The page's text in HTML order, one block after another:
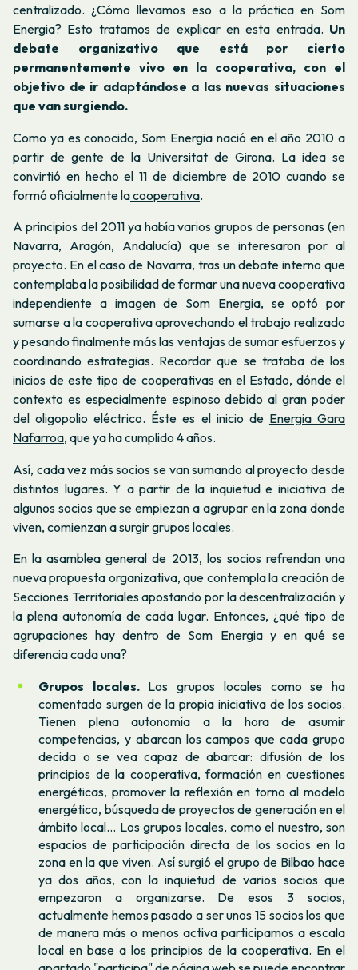
centralizado.¿Cómo llevamos eso a la práctica en Som
Energia? Esto tratamos de explicar en esta entrada. Un
debate organizativo que está por cierto
permanentemente vivo en la cooperativa, con el
objetivo de ir adaptándose a las nuevas situaciones
que van surgiendo.
Como ya es conocido, Som Energia nació en el año 2010 a
partir de gente de la Universitat de Girona. La idea se
convirtió en hecho el 11 de diciembre de 2010 cuando se
formó oficialmente lacooperativa.
A principios del 2011 ya había varios grupos de personas (en
Navarra, Aragón, Andalucía) que se interesaron por al
proyecto. En el caso de Navarra, tras un debate interno que
contemplaba la posibilidad de formar una nueva cooperativa
independiente a imagen de Som Energia, se optó por
sumarse a la cooperativa aprovechando el trabajo realizado
y pesando finalmente más las ventajas de sumar esfuerzos y
coordinando estrategias. Recordar que se trataba de los
inicios de este tipo de cooperativas en el Estado, dónde el
contexto es especialmente espinoso debido al gran poder
del oligopolio eléctrico. Éste es el inicio de Energia Gara
Nafarroa, que ya ha cumplido 4 años.
Así, cada vez más socios se van sumando al proyecto desde
distintos lugares. Y a partir de la inquietud e iniciativa de
algunos socios que se empiezan a agrupar en la zona donde
viven, comienzan a surgir grupos locales.
En la asamblea general de 2013, los socios refrendan una
nueva propuesta organizativa, que contempla la creación de
Secciones Territoriales apostando por la descentralización y
la plena autonomía de cada lugar. Entonces, ¿qué tipo de
agrupaciones hay dentro de Som Energia y en qué se
diferencia cada una?
Grupos locales.Los grupos locales como se ha
comentado surgen de la propia iniciativa de los socios.
Tienen plena autonomía a la hora de asumir
competencias, y abarcan los campos que cada grupo
decida o se vea capaz de abarcar: difusión de los
principios de la cooperativa, formación en cuestiones
energéticas, promover la reflexión en torno al modelo
energético, búsqueda de proyectos de generación en el
ámbito local… Los grupos locales, como el nuestro, son
espacios de participación directa de los socios en la
zona en la que viven. Así surgió el grupo de Bilbao hace
ya dos años, con la inquietud de varios socios que
empezaron a organizarse. De esos 3 socios,
actualmente hemos pasado a ser unos 15 socios los que
de manera más o menos activa participamos a escala
local en base a los principios de la cooperativa. En el